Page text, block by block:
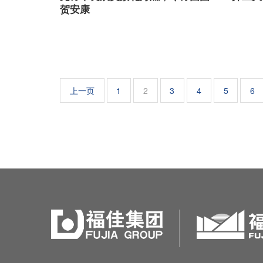
贺安康
上一页 1 2 3 4 5 6